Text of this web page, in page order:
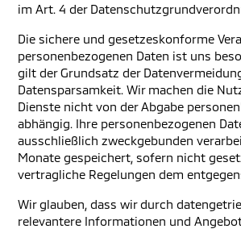
im Art. 4 der
Die sichere und gesetzeskonforme
personenbezogenen Daten ist uns
gilt der Grundsatz der
Datensparsamkeit. Wir machen die
Dienste nicht von der Abgabe
abhängig. Ihre personenbezogenen
ausschließlich zweckgebunden
Monate gespeichert, sofern nicht
vertragliche Regelungen dem
Wir glauben, dass wir durch
relevantere Informationen und